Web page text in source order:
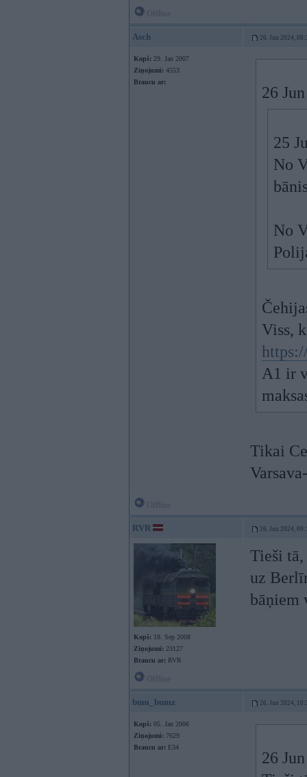
Asch 26. Jun 2024,
Kopš: 29. Jan 2007
Ziņojumi: 4553
Braucu ar:
26
25
No
No
Viss,
A1 ir
Tikai
RVR 26. Jun 2024,
Kopš: 18. Sep 2008
Ziņojumi: 23127
Braucu ar: RVR
Tieši tā,
uz
bāņiem
bum_bumz 26. Jun 2024,
Kopš: 05. Jan 2006
Ziņojumi: 7629
Braucu ar: E34
26